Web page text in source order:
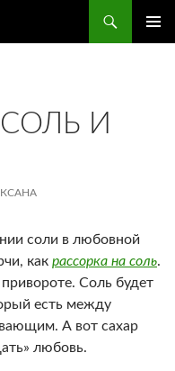
И
соли в любовной
как рассорка на соль.
Соль будет
есть между
А вот сахар
любовь.